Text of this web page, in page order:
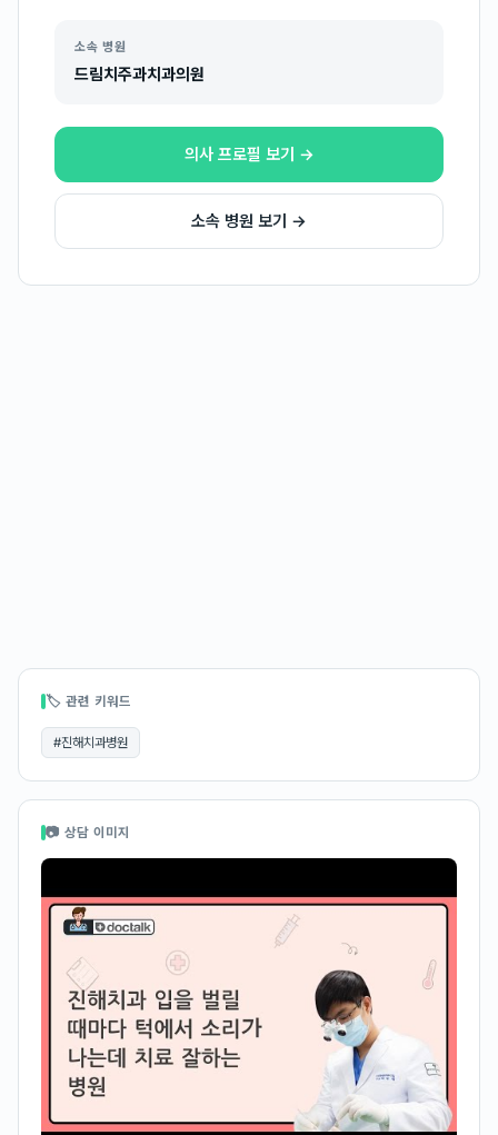
소속 병원
드림치주과치과의원
의사 프로필 보기 →
소속 병원 보기 →
🏷 관련 키워드
#진해치과병원
📷 상담 이미지